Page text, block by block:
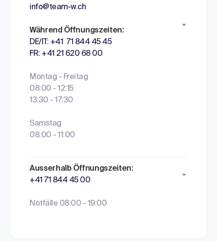
info@team-w.ch
Während Öffnungszeiten:
DE/IT: +41 71 844 45 45
FR: +41 21 620 68 00
Montag - Freitag
08:00 - 12:15
13:30 - 17:30
Samstag
08:00 - 11:00
Ausserhalb Öffnungszeiten:
+41 71 844 45 00
Notfälle 08:00 - 19:00